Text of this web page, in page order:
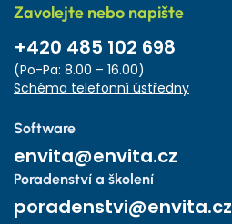
Zavolejte nebo napište
+420 485 102 698
(Po-Pa: 8.00 – 16.00)
Schéma telefonní ústředny
Software
envita@envita.cz
Poradenství a školení
poradenstvi@envita.cz